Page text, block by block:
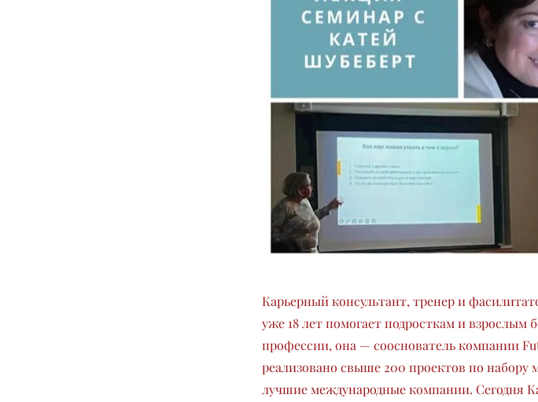
Карьерный консультант, тренер и
уже 18 лет помогает подросткам и взрослым
профессии, она — сооснователь компании
реализовано свыше 200 проектов по
лучшие международные компании. Сегодня